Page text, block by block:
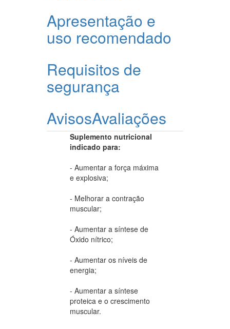
Apresentação e
uso recomendado
Requisitos de
segurança
AvisosAvaliações
Suplemento nutricional
indicado para:
- Aumentar a força máxima
e explosiva;
- Melhorar a contração
muscular;
- Aumentar a síntese de
Óxido nítrico;
- Aumentar os níveis de
energia;
- Aumentar a síntese
proteica e o crescimento
muscular.